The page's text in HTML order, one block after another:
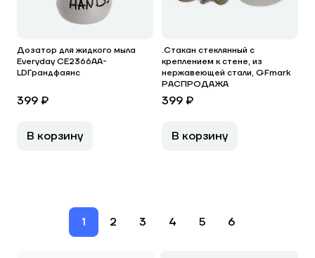
Дозатор для жидкого мыла
Everyday CE2366AA-
LDГрандфаянс
399 ₽
В корзину
.Стакан стеклянный с
креплением к стене, из
нержавеющей стали, GFmark
РАСПРОДАЖА
399 ₽
В корзину
1 2 3 4 5 6